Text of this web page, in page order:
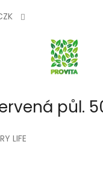
půl.
LIFE